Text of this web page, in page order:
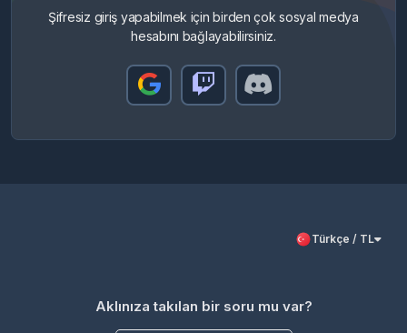
Şifresiz giriş yapabilmek için birden çok sosyal medya
hesabını bağlayabilirsiniz.
Türkçe / TL
Aklınıza takılan bir soru mu var?